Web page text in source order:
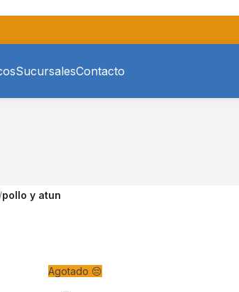
SucursalesContacto
/pollo y atun
Agotado 😔